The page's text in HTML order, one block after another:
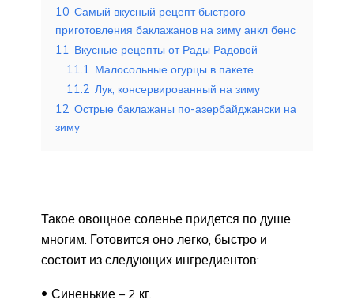
10 Самый вкусный рецепт быстрого
приготовления баклажанов на зиму анкл бенс
11 Вкусные рецепты от Рады Радовой
11.1 Малосольные огурцы в пакете
11.2 Лук, консервированный на зиму
12 Острые баклажаны по-азербайджански на
зиму
Такое овощное соленье придется по душе
многим. Готовится оно легко, быстро и
состоит из следующих ингредиентов:
Синенькие – 2 кг.